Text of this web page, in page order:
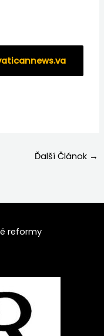
Ďalší Článok →
reformy